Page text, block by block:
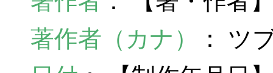
著作者（カナ）
： ツ